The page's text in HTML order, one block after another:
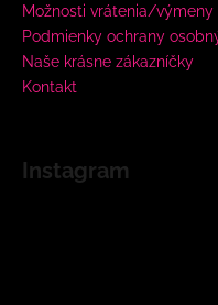
Možnosti vrátenia/výmeny
Podmienky ochrany
Naše krásne zákazníčky
Kontakt
Instagram